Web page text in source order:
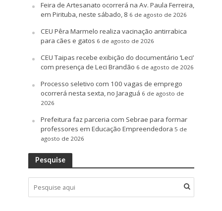
Feira de Artesanato ocorrerá na Av. Paula Ferreira,
em Pirituba, neste sábado, 8 6 de agosto de 2026
CEU Pêra Marmelo realiza vacinação antirrabica
para cães e gatos 6 de agosto de 2026
CEU Taipas recebe exibição do documentário ‘Leci’
com presença de Leci Brandão 6 de agosto de 2026
Processo seletivo com 100 vagas de emprego
ocorrerá nesta sexta, no Jaraguá 6 de agosto de
2026
Prefeitura faz parceria com Sebrae para formar
professores em Educação Empreendedora 5 de
agosto de 2026
Pesquise